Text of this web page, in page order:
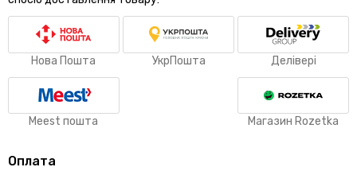
Нова Пошта УкрПошта Делівері
Meest пошта Магазин Rozetka
Оплата